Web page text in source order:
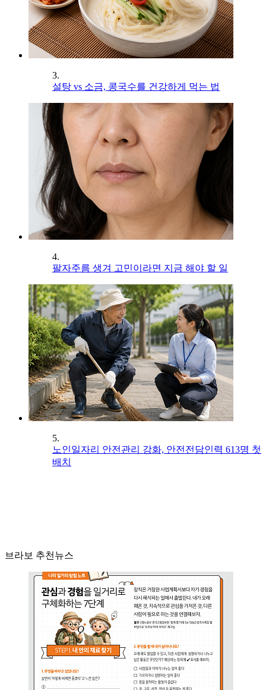
3.
설탕 vs 소금, 콩국수를 건강하게 먹는 법
4.
팔자주름 생겨 고민이라면 지금 해야 할 일
5.
노인일자리 안전관리 강화, 안전전담인력 613명 첫
배치
브라보 추천뉴스